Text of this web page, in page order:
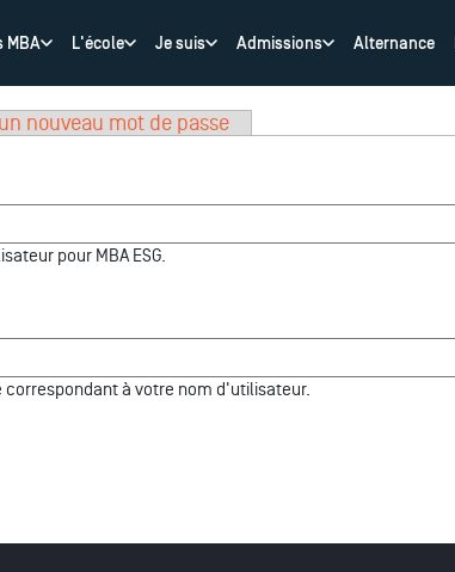
nouveau mot de passe
pour MBA ESG.
correspondant à votre nom d'utilisateur.
MBA L'école Je suis Admissions Alternance